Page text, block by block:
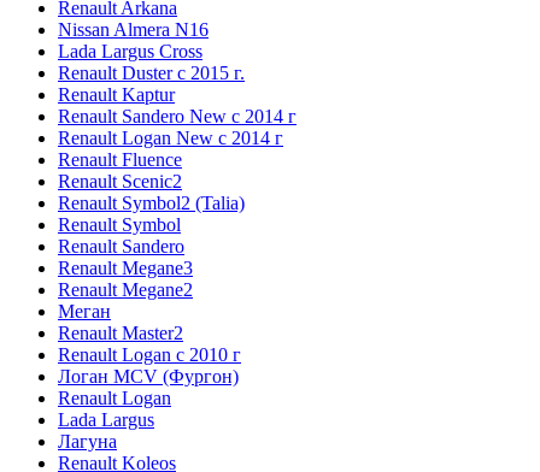
Renault Arkana
Nissan Almera N16
Lada Largus Cross
Renault Duster с 2015 г.
Renault Kaptur
Renault Sandero New с 2014 г
Renault Logan New с 2014 г
Renault Fluence
Renault Scenic2
Renault Symbol2 (Talia)
Renault Symbol
Renault Sandero
Renault Megane3
Renault Megane2
Меган
Renault Master2
Renault Logan c 2010 г
Логан МСV (Фургон)
Renault Logan
Lada Largus
Лагуна
Renault Koleos